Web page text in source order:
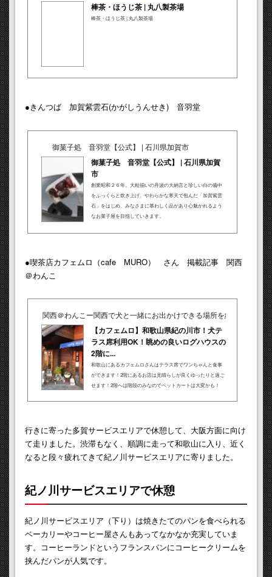
棒茶・ほうじ茶 | 丸八製茶場
棒茶・ほうじ茶 | 丸八製茶場
●きんつば 加賀紫雲石(かがしうんせき) 音羽堂
御菓子処 音羽堂【公式】 | 石川県加賀市
御菓子処 音羽堂【公式】 | 石川県加賀
市
創業昭和２６年。大粒揃いの丹波の大納言と珍しい白の備中
をふっくらと炊き上げ、やわらかな寒天で包んだ「加賀紫雲
石」をはじめ、みなさまに慕わしく品があり心魅かれるよう
なお菓子屋を目指していきます。
●喫茶店カフェムロ（cafe MURO） さん 掲載記事 関西
＠わんこ
関西＠わんこー関西で犬と一緒にお出かけできる場所を紹介！
【カフェムロ】和歌山県紀の川市！犬テ
ラス席利用OK！眺めの良いログハウスの
2階に...
和歌山にあるカフェムロさんはテラス席でワンちゃんと食事
ができます！2階にあるお店は見晴らしが良くゆったりと過ご
せます！2階へは階段のみなのでペットカートは大変かも！
行きに寄った多賀サービスエリアで休憩して、大阪方面に向け
て走りました。渋滞もなく、順調に走って和歌山に入り、近く
なると段々疲れてきて紀ノ川サービスエリアに寄りました。
紀ノ川サービスエリアで休憩
紀ノ川サービスエリア（下り）は焼きたてのパンを食べられる
ベーカリーやコーヒー屋さんもあってなかなか充実していま
す。コーヒーランドというフランスパンにコーヒークリームを
挟んだパンが人気です。